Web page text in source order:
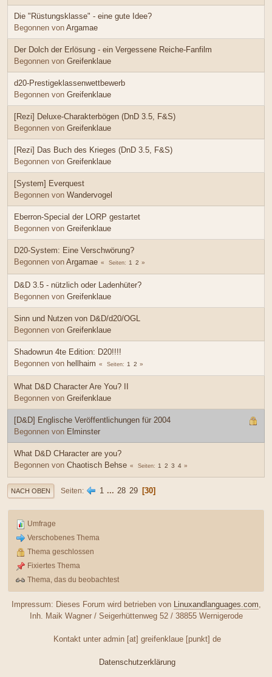
Die "Rüstungsklasse" - eine gute Idee?
Begonnen von Argamae
Der Dolch der Erlösung - ein Vergessene Reiche-Fanfilm
Begonnen von Greifenklaue
d20-Prestigeklassenwettbewerb
Begonnen von Greifenklaue
[Rezi] Deluxe-Charakterbögen (DnD 3.5, F&S)
Begonnen von Greifenklaue
[Rezi] Das Buch des Krieges (DnD 3.5, F&S)
Begonnen von Greifenklaue
[System] Everquest
Begonnen von Wandervogel
Eberron-Special der LORP gestartet
Begonnen von Greifenklaue
D20-System: Eine Verschwörung?
Begonnen von Argamae Seiten 1 2
D&D 3.5 - nützlich oder Ladenhüter?
Begonnen von Greifenklaue
Sinn und Nutzen von D&D/d20/OGL
Begonnen von Greifenklaue
Shadowrun 4te Edition: D20!!!!
Begonnen von hellhaim Seiten 1 2
What D&D Character Are You? II
Begonnen von Greifenklaue
[D&D] Englische Veröffentlichungen für 2004
Begonnen von Elminster
What D&D CHaracter are you?
Begonnen von Chaotisch Behse Seiten 1 2 3 4
NACH OBEN Seiten 1 ... 28 29 30
Umfrage
Verschobenes Thema
Thema geschlossen
Fixiertes Thema
Thema, das du beobachtest
Impressum: Dieses Forum wird betrieben von Linuxandlanguages.com,
Inh. Maik Wagner / Seigerhüttenweg 52 / 38855 Wernigerode
Kontakt unter admin [at] greifenklaue [punkt] de
Datenschutzerklärung